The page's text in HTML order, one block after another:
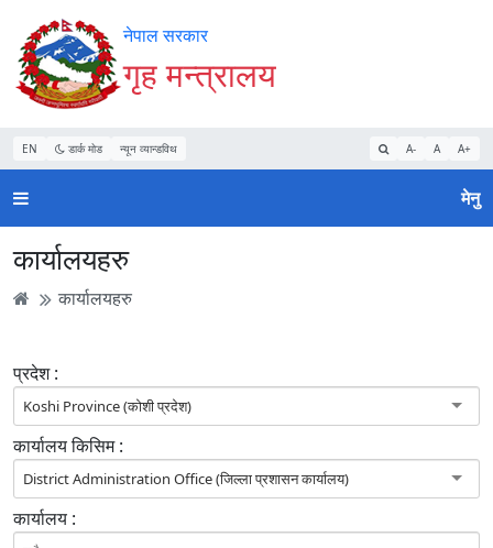
Accessibility
Mode
सुरु
गर्नुहोस्
सामाग्री
पढ्नुहाेस्
नेभिगेसन
पढ्नुहाेस्
वेबसाइट
खोजमा
जानुहोस्
नेपाल सरकार
गृह मन्त्रालय
EN डार्क मोड न्यून व्यान्डविथ A- A A+
मेनु
कार्यालयहरु
कार्यालयहरु
प्रदेश :
Koshi Province (कोशी प्रदेश)
कार्यालय किसिम :
District Administration Office (जिल्ला प्रशासन कार्यालय)
कार्यालय :